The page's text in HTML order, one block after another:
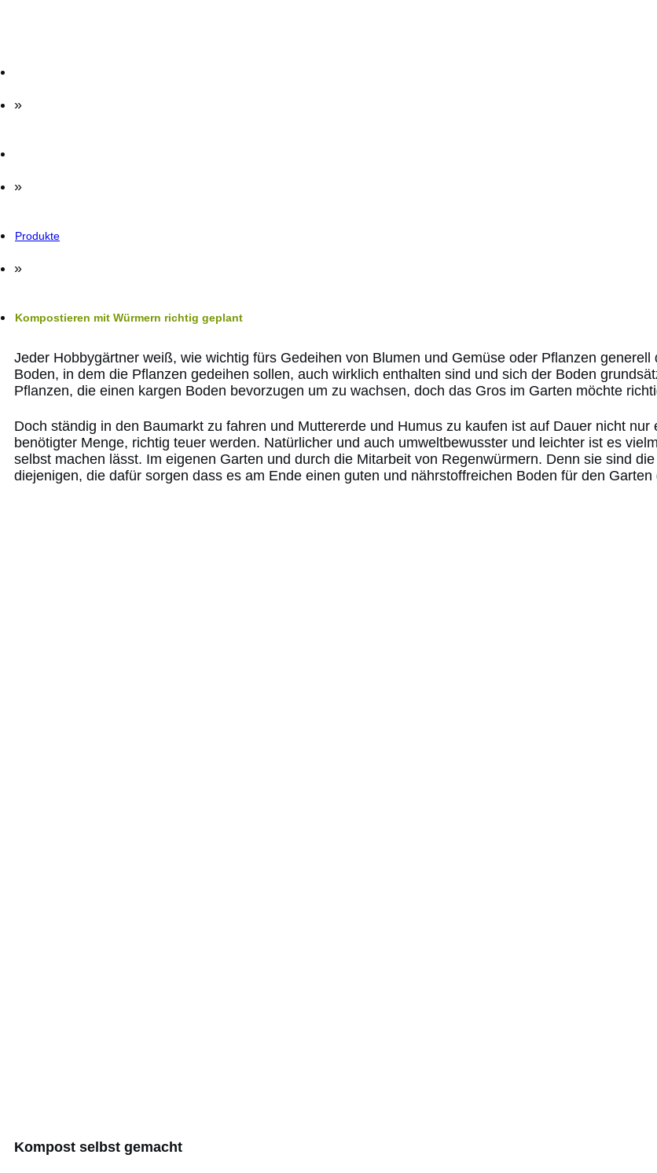
»
»
Produkte
»
Kompostieren mit Würmern richtig geplant
Jeder Hobbygärtner weiß, wie wichtig fürs Gedeihen von Blumen und Gemüse oder Pflanzen
Boden, in dem die Pflanzen gedeihen sollen, auch wirklich enthalten sind und sich der Boden
Pflanzen, die einen kargen Boden bevorzugen um zu wachsen, doch das Gros im Garten möchte
Doch ständig in den Baumarkt zu fahren und Muttererde und Humus zu kaufen ist auf Dauer nicht
benötigter Menge, richtig teuer werden. Natürlicher und auch umweltbewusster und leichter ist es
selbst machen lässt. Im eigenen Garten und durch die Mitarbeit von Regenwürmern. Denn sie sind
diejenigen, die dafür sorgen dass es am Ende einen guten und nährstoffreichen Boden für den Garten
Kompost selbst gemacht